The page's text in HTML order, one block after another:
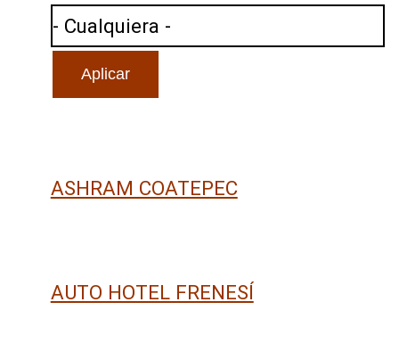
ASHRAM COATEPEC
AUTO HOTEL FRENESÍ